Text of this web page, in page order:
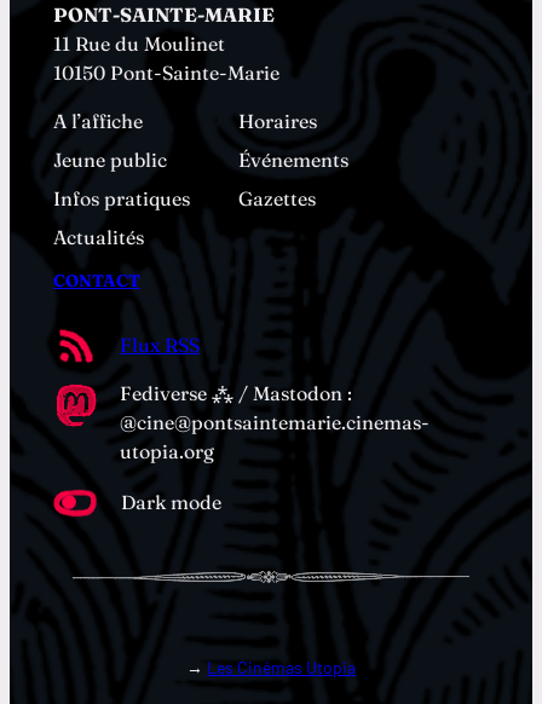
PONT-SAINTE-MARIE
11 Rue du Moulinet
10150 Pont-Sainte-Marie
A l’affiche
Horaires
Jeune public
Événements
Infos pratiques
Gazettes
Actualités
CONTACT
Flux RSS
Fediverse ⁂ / Mastodon :
@cine@pontsaintemarie.cinemas-
utopia.org
Dark mode
→ Les Cinémas Utopia